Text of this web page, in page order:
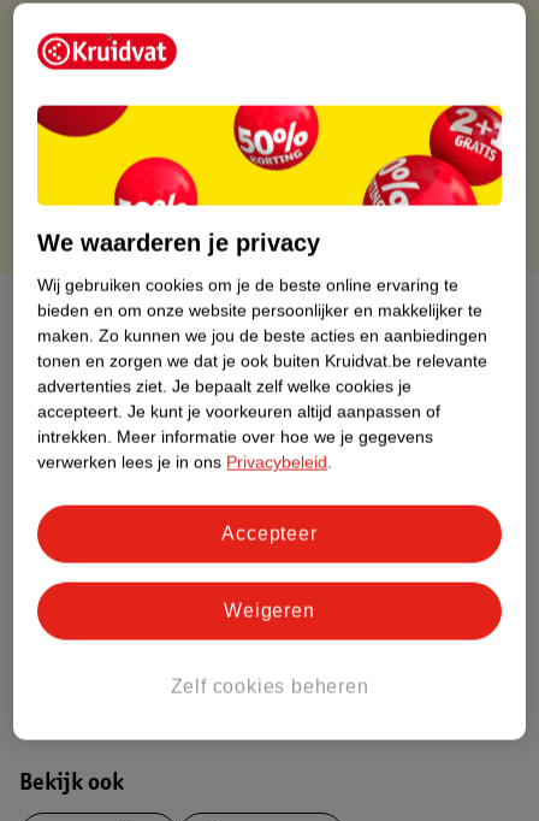
Gratis ophalen in de winkel
Op werkdagen voor 22:00 uur besteld, volgende dag in huis
Gratis retourneren binnen 30 dagen
Gratis punten met je Kruidvat kaart
Over dit product
Productinformatie
Etiketinformatie
Nature Impact Score
Dit product heeft (nog) geen Nature
Bestel & Bezorginformatie
Bekijk ook
We waarderen je privacy
Wij gebruiken cookies om je de beste online ervaring te
bieden en om onze website persoonlijker en makkelijker te
maken. Zo kunnen we jou de beste acties en aanbiedingen
tonen en zorgen we dat je ook buiten Kruidvat.be relevante
advertenties ziet. Je bepaalt zelf welke cookies je
accepteert. Je kunt je voorkeuren altijd aanpassen of
intrekken. Meer informatie over hoe we je gegevens
verwerken lees je in ons Privacybeleid.
Zelf cookies beheren
Weigeren
Accepteer